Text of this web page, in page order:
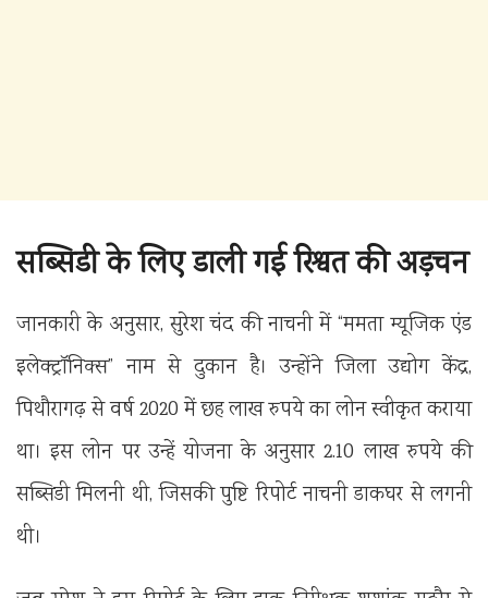
सब्सिडी के लिए डाली गई रिश्वत की अड़चन
जानकारी के अनुसार, सुरेश चंद की नाचनी में “ममता म्यूजिक एंड
इलेक्ट्रॉनिक्स” नाम से दुकान है। उन्होंने जिला उद्योग केंद्र,
पिथौरागढ़ से वर्ष 2020 में छह लाख रुपये का लोन स्वीकृत कराया
था। इस लोन पर उन्हें योजना के अनुसार 2.10 लाख रुपये की
सब्सिडी मिलनी थी, जिसकी पुष्टि रिपोर्ट नाचनी डाकघर से लगनी
थी।